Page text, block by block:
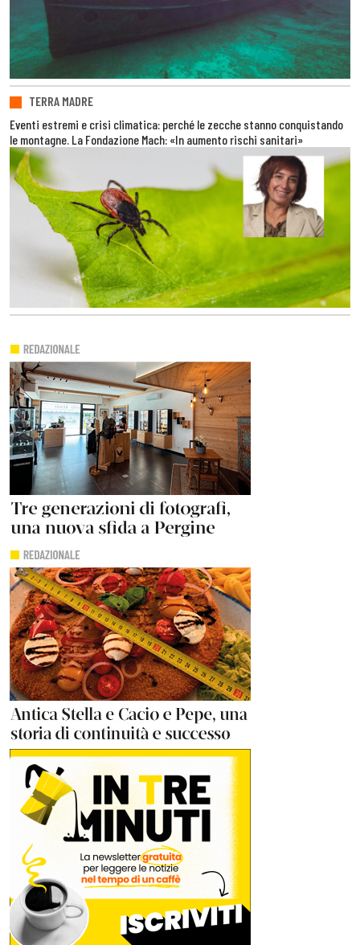
TERRA MADRE
Eventi estremi e crisi climatica: perché le zecche stanno conquistando
le montagne. La Fondazione Mach: «In aumento rischi sanitari»